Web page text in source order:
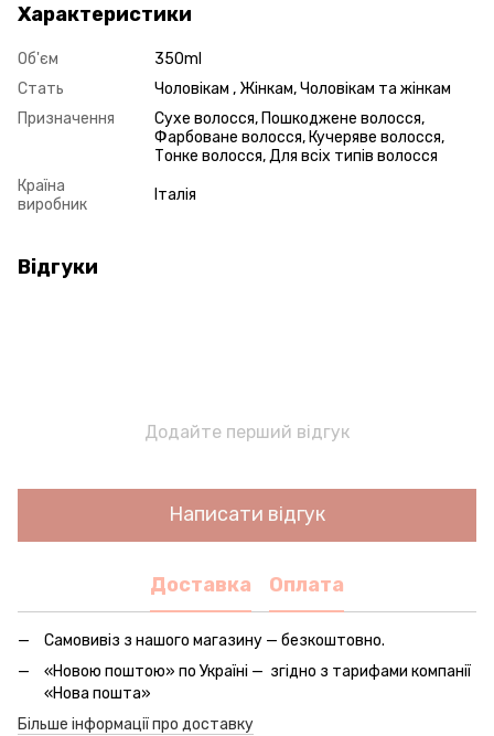
Характеристики
Об'єм
350ml
Стать
Чоловікам , Жінкам, Чоловікам та жінкам
Призначення
Сухе волосся, Пошкоджене волосся,
Фарбоване волосся, Кучеряве волосся,
Тонке волосся, Для всіх типів волосся
Країна
виробник
Італія
Відгуки
Додайте перший відгук
Написати відгук
Доставка Оплата
Самовивіз з нашого магазину — безкоштовно.
«Новою поштою» по Україні — згідно з тарифами компанії
«Нова пошта»
Більше інформації про доставку